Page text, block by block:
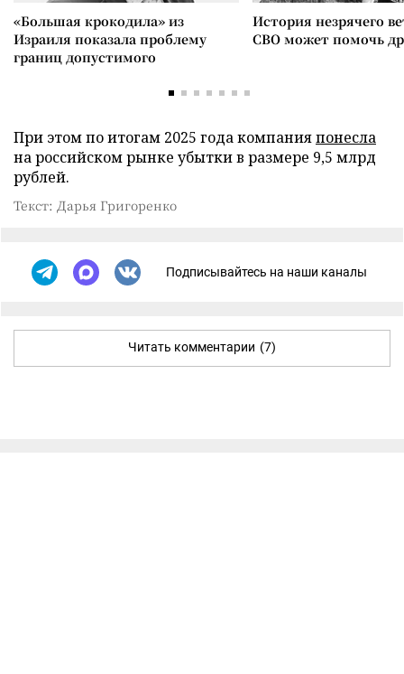
«Большая крокодила» из
Израиля показала проблему
границ допустимого
История незрячего
СВО может помочь
При этом по итогам 2025 года компанияпонесла
на российском рынке убытки в размере 9,5 млрд
рублей.
Текст: Дарья Григоренко
Подписывайтесь на наши каналы
Читать комментарии (7)